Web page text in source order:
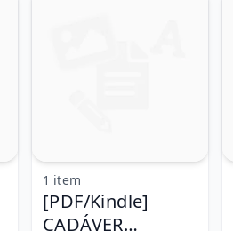
[PDF/Kindle]
CADÁVER
1 item